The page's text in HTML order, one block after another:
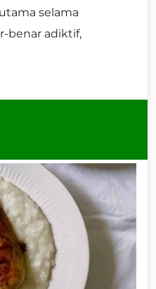
selama
benar adiktif,